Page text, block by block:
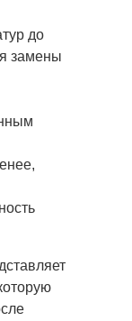
до
замены